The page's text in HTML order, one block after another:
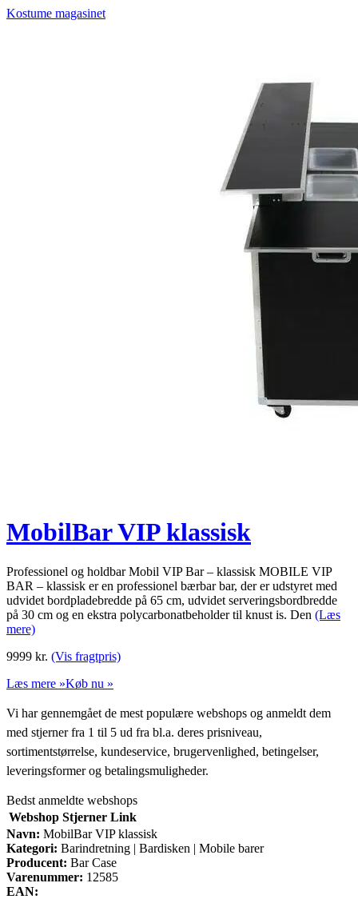
Kostume magasinet
MobilBar VIP klassisk
Professionel og holdbar Mobil VIP Bar – klassisk MOBILE VIP
BAR – klassisk er en professionel bærbar bar, der er udstyret med
udvidet bordpladebredde på 65 cm, udvidet serveringsbordbredde
på 30 cm og en ekstra polycarbonatbeholder til knust is. Den (Læs
mere)
9999 kr. (Vis fragtpris)
Læs mere »Køb nu »
Vi har gennemgået de mest populære webshops og anmeldt dem
med stjerner fra 1 til 5 ud fra bl.a. deres prisniveau,
sortimentstørrelse, kundeservice, brugervenlighed, betingelser,
leveringsformer og betalingsmuligheder.
Bedst anmeldte webshops
Webshop Stjerner Link
Navn: MobilBar VIP klassisk
Kategori: Barindretning | Bardisken | Mobile barer
Producent: Bar Case
Varenummer: 12585
EAN: